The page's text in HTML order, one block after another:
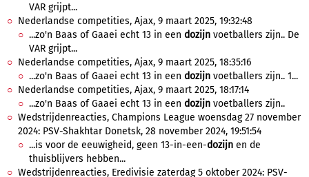
VAR grijpt...
Nederlandse competities, Ajax, 9 maart 2025, 19:32:48
...zo'n Baas of Gaaei echt 13 in een dozijn voetballers zijn.. De
VAR grijpt...
Nederlandse competities, Ajax, 9 maart 2025, 18:35:16
...zo'n Baas of Gaaei echt 13 in een dozijn voetballers zijn.. 1...
Nederlandse competities, Ajax, 9 maart 2025, 18:17:14
...zo'n Baas of Gaaei echt 13 in een dozijn voetballers zijn..
Wedstrijdenreacties, Champions League woensdag 27 november
2024: PSV-Shakhtar Donetsk, 28 november 2024, 19:51:54
...is voor de eeuwigheid, geen 13-in-een-dozijn en de
thuisblijvers hebben...
Wedstrijdenreacties, Eredivisie zaterdag 5 oktober 2024: PSV-